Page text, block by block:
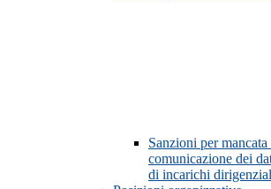
Sanzioni per
comunicazione dei
di incarichi